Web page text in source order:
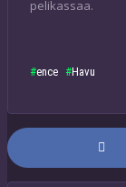
pelikassaa.
ence Havu